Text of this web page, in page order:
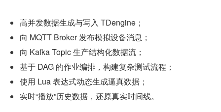
高并发数据生成与写入 TDengine；
向 MQTT Broker 发布模拟设备消息；
向 Kafka Topic 生产结构化数据流；
基于 DAG 的作业编排，构建复杂测试流程；
使用 Lua 表达式动态生成逼真数据；
实时“播放”历史数据，还原真实时间线。